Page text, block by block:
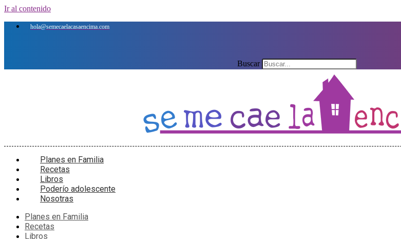
Ir al contenido
hola@semecaelacasaencima.com
Buscar
Planes en Familia
Recetas
Libros
Poderío adolescente
Nosotras
Planes en Familia
Recetas
Libros